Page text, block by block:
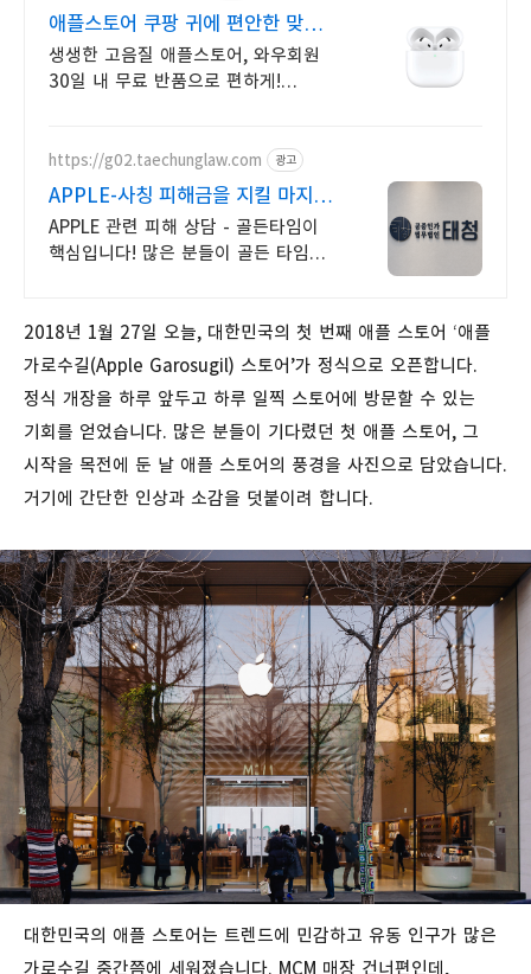
애플스토어 쿠팡 귀에 편안한 맞춤
착용감
생생한 고음질 애플스토어, 와우회원
30일 내 무료 반품으로 편하게!
https://g02.taechunglaw.com 광고
APPLE-사칭 피해금을 지킬 마지막
기회
APPLE 관련 피해 상담 - 골든타임이
핵심입니다! 많은 분들이 골든 타임을
2018년 1월 27일 오늘, 대한민국의 첫 번째 애플 스토어 ‘애플
가로수길(Apple Garosugil) 스토어’가 정식으로 오픈합니다.
정식 개장을 하루 앞두고 하루 일찍 스토어에 방문할 수 있는
기회를 얻었습니다. 많은 분들이 기다렸던 첫 애플 스토어, 그
시작을 목전에 둔 날 애플 스토어의 풍경을 사진으로 담았습니다.
거기에 간단한 인상과 소감을 덧붙이려 합니다.
대한민국의 애플 스토어는 트렌드에 민감하고 유동 인구가 많은
가로수길 중간쯤에 세워졌습니다. MCM 매장 건너편인데,